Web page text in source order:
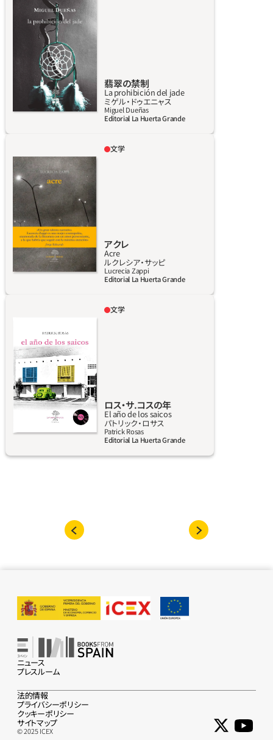
れることのない幸福について彼は問いかける。
『Un beso en Tokio（東京でキス）』は、発見の喜
びと生の脆さを結晶化させる小説であり、スリ
ラーであり、長編詩である。偉大な詩人たちの
詩句を織り交ぜながら、著名な建築家の直感的
で生命力あふれる精神を通して、芸術や映画や
音楽や建築の永遠の宇宙の秘密と経験を探求
する。建築家は、芸術が私たちを唯一無二の宇
宙へと運び、西洋と東洋の間の境界線をも消し
だしたこの本には、安藤忠雄、ミース・ファン・
デル・ローエ、ラファエル・モネオといった建築
家から、マルク・シャガール、アルベルト・ジャ
コメッティ、バルテュス、ダミアン・ハースト、
ハーランド・ミラー、メルセデス・ララといった
芸術家、マリア・カラス、ヘルベルト・フォン・カ
ラヤン、マイルス・デイヴィス、坂本龍一といっ
た音楽家まで、文化の巨匠たちが登場する。さ
らに、本書には安藤忠雄の「光の教会」、ダミア
ン・ハーストの「スピリチュアル・デイ・ブロッ
アムール、モア・アムール」、バルトローネ・ゴッ
ィストのメルセデス・ララが制作した地図「エ
ントレ・マルヘネス」など、厳選された名品の画
像が収録されている。
の先を切ってしまい仕事は中断する。その出来
事が偶発的な事故であることを疑問視する者
は誰もいない。男も女も自分の役割を甘受し、
それに疑問を抱く者はいない。若者シェップも
同じだ。誰も何も自らに問うことをしない。先
住民居留地では暮らしが変わることなく続き、
彼らがとらわれている空間では、偶然と運命の
間、あきらめとより良い生活の可能性の間を時
間が流れていく。そんなとき、最初の白人が現
私たちにものごとを従順に受け入れるための
能力、あるいは、私たちの問いかけ次第で運命
が変わることもあると認めるための能力につ
いて語る。
詳しく見る
翡翠の禁制
La prohibición del jade
ミゲル‧ドゥエニャス
Miguel Dueñas
Editorial La Huerta Grande
マルセラとオスカルは、サンパウロの中心街で
典型的な中流階級の暮らしをしている。アパー
トの寄せ木細工の床を修理したばかりで、隣近
所の集まりに足しげく出かけ、夜はテレビを見
て過ごす。彼らが暮らすビル内にネルソンがい
わくありげに出現し、ふたりの当たり障りのな
い暮らしが乱されることになる。ネルソンは影
のある男で、ふたりは若い頃、1980年代にサン
トスのサーフィンビーチでネルソンと知り合
い、マルセラは彼と出奔したのだった。
詳しく見る
文学
アクレ
Acre
ルクレシア‧サッピ
Lucrecia Zappi
Editorial La Huerta Grande
El año de Los Saicos（ロス・サイコスの年）は、
アで語る。この年はリマ出身のロック・グルー
プ、ロス・サイコスが登場した年で、当時、リマの
社会は偽善的常識の尊重と個人の品格低下の
間で身動きできなくなっていた。嘘が怪しげな
生き残り戦略となり、登場人物のひとりが言う
ように「誰もが嘘をつく」社会だった。 この小説
は「良家」のいとこふたりによる女中への誘惑
をめぐる出来事を描く。連通管のようにつなが
り、リアルタイムで執筆している物語を読んで
しれないリマの上流階級の、卑俗で偽善的で人
種差別的な社会を完膚なきまでに描いている。
詳しく見る
文学
ロス‧サ.コスの年
El año de los saicos
パトリック‧ロサス
Patrick Rosas
Editorial La Huerta Grande
ニュース
プレスルーム
© 2025 ICEX
法的情報
プライバシーポリシー
クッキーポリシー
サイトマップ